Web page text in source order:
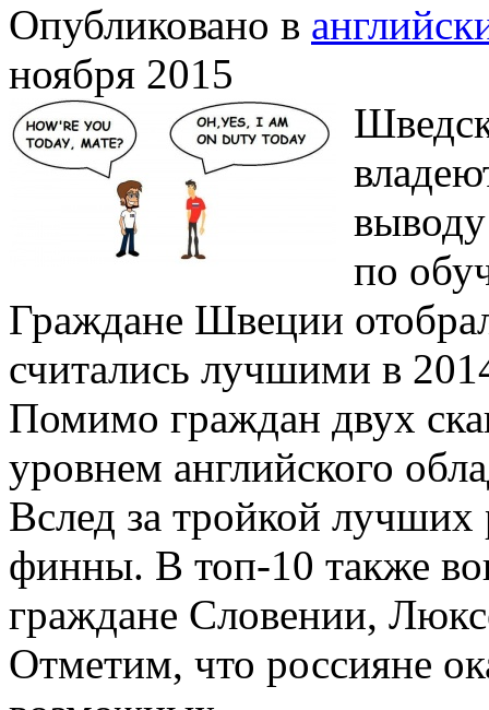
Опубликовано в
ноября 2015
по
Граждане Швеции
считались лучшими в
Помимо граждан двух
уровнем английского
Вслед за тройкой
финны. В топ-10 также
граждане Словении,
Отметим, что россияне